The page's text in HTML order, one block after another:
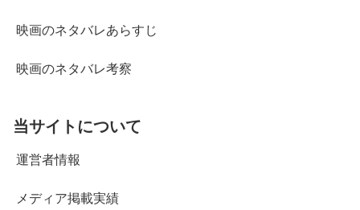
映画のネタバレあらすじ
映画のネタバレ考察
当サイトについて
運営者情報
メディア掲載実績